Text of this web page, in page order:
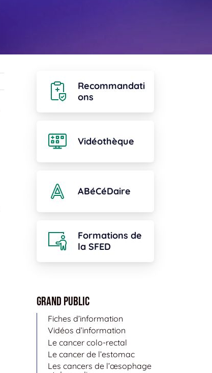
Recommandati
ons
Vidéothèque
ABéCéDaire
Formations de
la SFED
Grand public
Fiches d’information
Vidéos d’information
Le cancer colo-rectal
Le cancer de l’estomac
Les cancers de l’œsophage